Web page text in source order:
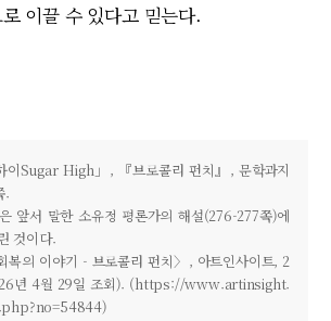
이끌 수 있다고 믿는다.
이Sugar High」, 『브로콜리 펀치』, 문학과지
.
’은 앞서 말한 소유정 평론가의 해설(276-277쪽)에
것이다.
복의 이야기 - 브로콜리 펀치〉, 아트인사이트, 2
년 4월 29일 조회). (https://www.artinsight.